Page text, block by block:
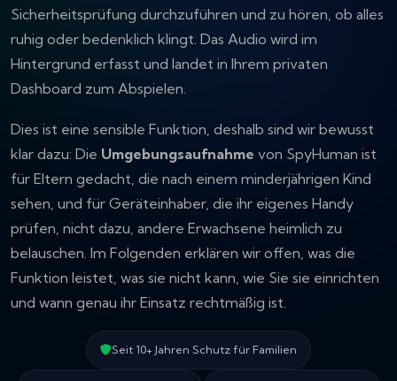
Sicherheitsprüfung durchzuführen und zu hören, ob alles
ruhig oder bedenklich klingt. Das Audio wird im
Hintergrund erfasst und landet in Ihrem privaten
Dashboard zum Abspielen.
Dies ist eine sensible Funktion, deshalb sind wir bewusst
klar dazu: Die Umgebungsaufnahme von SpyHuman ist
für Eltern gedacht, die nach einem minderjährigen Kind
sehen, und für Geräteinhaber, die ihr eigenes Handy
prüfen, nicht dazu, andere Erwachsene heimlich zu
belauschen. Im Folgenden erklären wir offen, was die
Funktion leistet, was sie nicht kann, wie Sie sie einrichten
und wann genau ihr Einsatz rechtmäßig ist.
Seit 10+ Jahren Schutz für Familien